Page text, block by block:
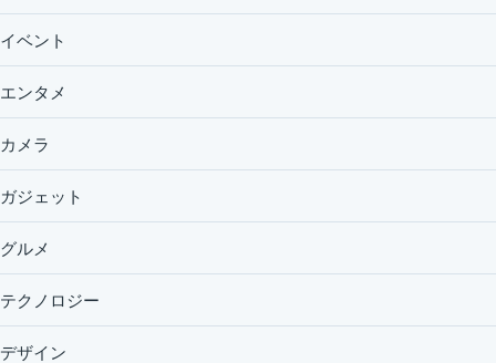
イベント
エンタメ
カメラ
ガジェット
グルメ
テクノロジー
デザイン